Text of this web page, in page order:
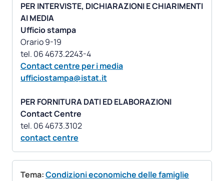
PER INTERVISTE, DICHIARAZIONI E CHIARIMENTI
AI MEDIA
Ufficio stampa
Orario 9-19
Contact centre per i media
ufficiostampa@istat.it
PER FORNITURA DATI ED ELABORAZIONI
Contact Centre
contact centre
Tema:Condizioni economiche delle famiglie